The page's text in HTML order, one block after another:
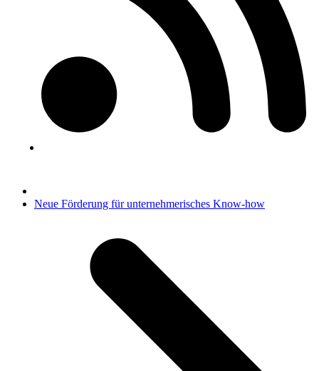
Nächster
Neue Förderung für unternehmerisches Know-how